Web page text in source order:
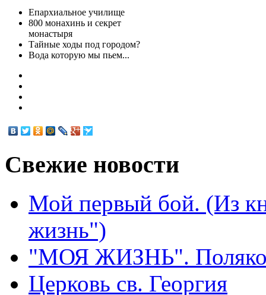
Епархиальное училище
800 монахинь и секрет
монастыря
Тайные ходы под городом?
Вода которую мы пьем...
Свежие новости
Мой первый бой. (Из
жизнь")
"МОЯ ЖИЗНЬ".
Церковь св. Георгия